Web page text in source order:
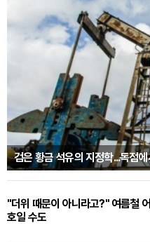
검은 황금 석유의 지정학...독점
"더위 때문이 아니라고?" 여름철
호일 수도